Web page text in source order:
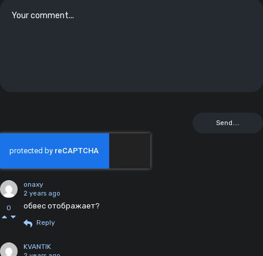
0
onaxy
2 years ago
обвес отображает?
Reply
KVANTIK